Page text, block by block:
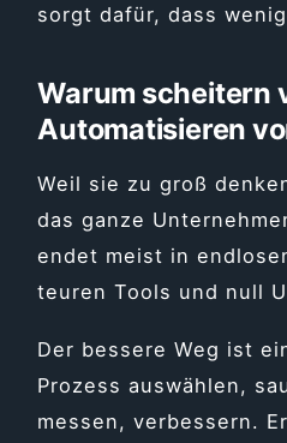
sorgt dafür, dass
Warum scheitern
Automatisieren
Weil sie zu groß
das ganze
endet meist in
teuren Tools und null
Der bessere Weg ist
Prozess auswählen,
messen, verbessern.